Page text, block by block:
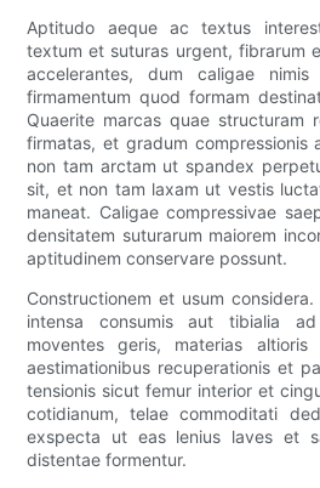
Aptitudo aeque ac textus
textum et suturas urgent, fibrarum
accelerantes, dum caligae
firmamentum quod formam
Quaerite marcas quae structuram
firmatas, et gradum
non tam arctam ut spandex
sit, et non tam laxam ut vestis
maneat. Caligae compressivae
densitatem suturarum maiorem
aptitudinem conservare possunt.
Constructionem et usum
intensa consumis aut tibialia ad
moventes geris, materias
aestimationibus recuperationis et
tensionis sicut femur interior et
cotidianum, telae commoditati
exspecta ut eas lenius laves et
distentae formentur.